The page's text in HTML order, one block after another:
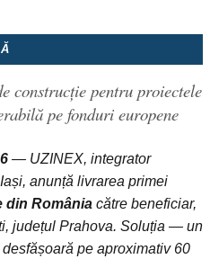
construcție pentru proiectele
pe fonduri europene
— UZINEX, integrator
anunță livrarea primei
din România către beneficiar,
județul Prahova. Soluția — un
pe aproximativ 60